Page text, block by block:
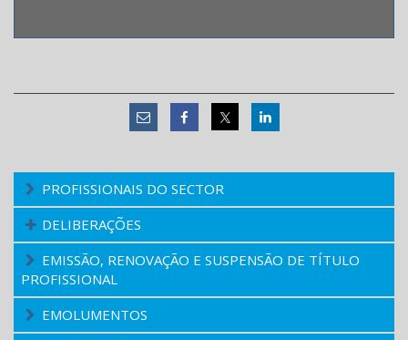
PROFISSIONAIS DO SECTOR
DELIBERAÇÕES
EMISSÃO, RENOVAÇÃO E SUSPENSÃO DE TÍTULO
PROFISSIONAL
EMOLUMENTOS